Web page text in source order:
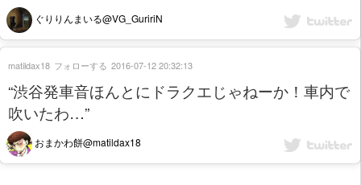
ぐりりんまいる@VG_GuririN
“渋谷発車音ほんとにドラクエじゃねーか！車内で
吹いたわ…”
おまかわ餅@matildax18
matildax18 フォローする 2016-07-12 20:32:13